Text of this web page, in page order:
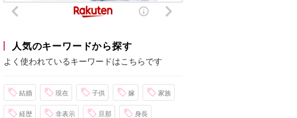
人気のキーワードから探す
よく使われているキーワードはこちらです
結婚 現在 子供 嫁 家族
経歴 非表示 旦那 身長